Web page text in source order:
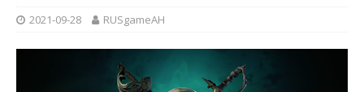
2021-09-28 RUSgameAH